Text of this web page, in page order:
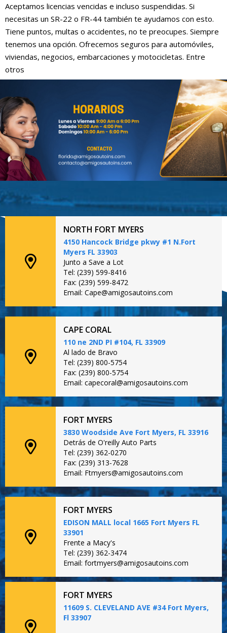
Aceptamos licencias vencidas e incluso suspendidas. Si
necesitas un SR-22 o FR-44 también te ayudamos con esto.
Tiene puntos, multas o accidentes, no te preocupes. Siempre
tenemos una opción. Ofrecemos seguros para automóviles,
viviendas, negocios, embarcaciones y motocicletas. Entre
otros
NORTH FORT MYERS
4150 Hancock Bridge pkwy #1 N.Fort
Myers FL 33903
Junto a Save a Lot
Tel: (239) 599-8416
Fax: (239) 599-8472
Email: Cape@amigosautoins.com
CAPE CORAL
110 ne 2ND PI #104, FL 33909
Al lado de Bravo
Tel: (239) 800-5754
Fax: (239) 800-5754
Email: capecoral@amigosautoins.com
FORT MYERS
3830 Woodside Ave Fort Myers, FL 33916
Detrás de O'reilly Auto Parts
Tel: (239) 362-0270
Fax: (239) 313-7628
Email: Ftmyers@amigosautoins.com
FORT MYERS
EDISON MALL local 1665 Fort Myers FL
33901
Frente a Macy's
Tel: (239) 362-3474
Email: fortmyers@amigosautoins.com
FORT MYERS
11609 S. CLEVELAND AVE #34 Fort Myers,
Fl 33907